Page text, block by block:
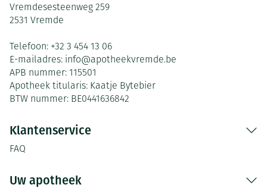
Vremdesesteenweg 259
2531 Vremde
Telefoon: +32 3 454 13 06
E-mailadres: info@apotheekvremde.be
APB nummer: 115501
Apotheek titularis: Kaatje Bytebier
BTW nummer: BE0441636842
Klantenservice
FAQ
Uw apotheek